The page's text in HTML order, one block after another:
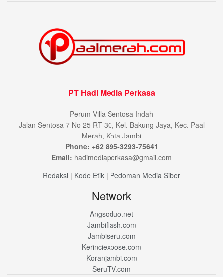
PT Hadi Media Perkasa
Perum Villa Sentosa Indah
Jalan Sentosa 7 No 25 RT 30, Kel. Bakung Jaya, Kec. Paal
Merah, Kota Jambi
Phone: +62 895-3293-75641
Email: hadimediaperkasa@gmail.com
Redaksi | Kode Etik | Pedoman Media Siber
Network
Angsoduo.net
Jambiflash.com
Jambiseru.com
Kerinciexpose.com
Koranjambi.com
SeruTV.com